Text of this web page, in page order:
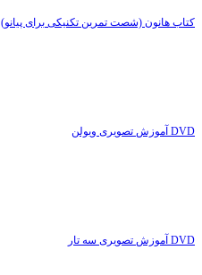
کتاب هانون (شصت تمرین تکنیکی برای پیانو)
DVD آموزش تصویری ویولن
DVD آموزش تصویری سه تار